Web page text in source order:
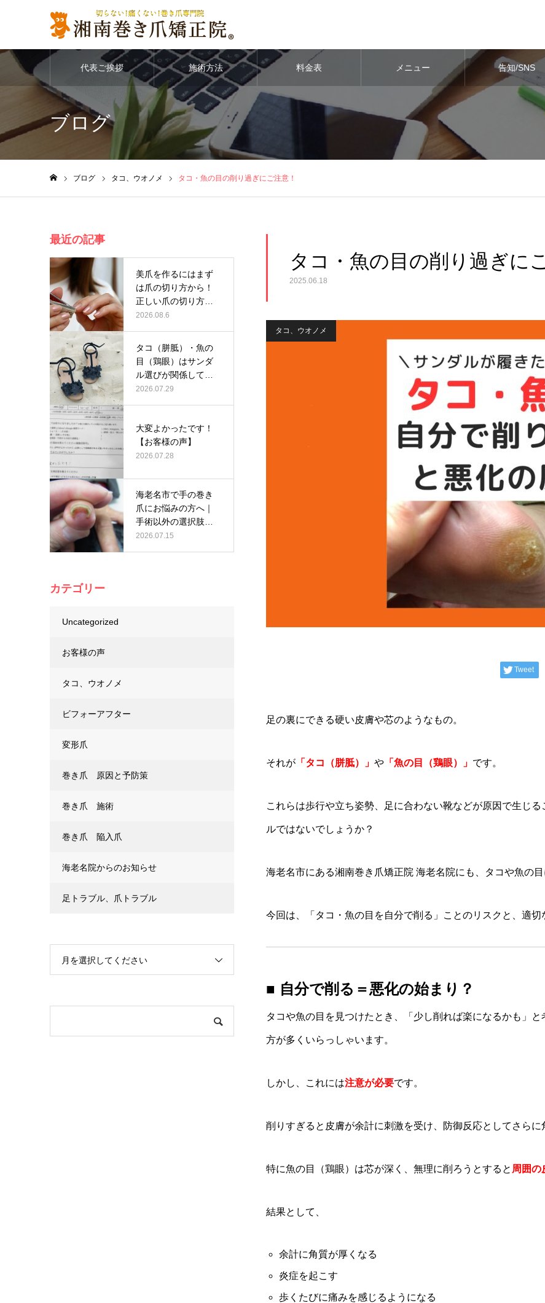
代表ご挨拶 施術方法 料金表 メニュー 告知/SNS
ブログ
ブログ タコ、ウオノメ タコ・魚の目の削り過ぎにご注意！
タコ・魚の目の削り過ぎに
2025.06.18
タコ、ウオノメ
Tweet
足の裏にできる硬い皮膚や芯のようなもの。
それが 「タコ（胼胝）」 や 「魚の目（鶏眼）」 です。
これらは歩行や立ち姿勢、足に合わない靴などが原因で生じ
ルではないでしょうか？
海老名市にある湘南巻き爪矯正院 海老名院にも、タコや魚の
今回は、「タコ・魚の目を自分で削る」ことのリスクと、適切
■ 自分で削る＝悪化の始まり？
タコや魚の目を見つけたとき、「少し削れば楽になるかも」
方が多くいらっしゃいます。
しかし、これには注意が必要です。
削りすぎると皮膚が余計に刺激を受け、防御反応としてさらに
特に魚の目（鶏眼）は芯が深く、無理に削ろうとすると 周囲の
結果として、
余計に角質が厚くなる
炎症を起こす
歩くたびに痛みを感じるようになる
最近の記事
美爪を作るにはまず
は爪の切り方から！
正しい爪の切り方と
は？
2026.08.6
タコ（胼胝）・魚の
目（鶏眼）はサンダ
ル選びが関係してい
るかも？
2026.07.29
大変よかったです！
【お客様の声】
2026.07.28
海老名市で手の巻き
爪にお悩みの方へ｜
手術以外の選択肢と
して当院の巻…
2026.07.15
カテゴリー
Uncategorized
お客様の声
タコ、ウオノメ
ビフォーアフター
変形爪
巻き爪 原因と予防策
巻き爪 施術
巻き爪 陥入爪
海老名院からのお知らせ
足トラブル、爪トラブル
月を選択してください